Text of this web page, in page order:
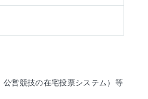
営競技の在宅投票システム）等